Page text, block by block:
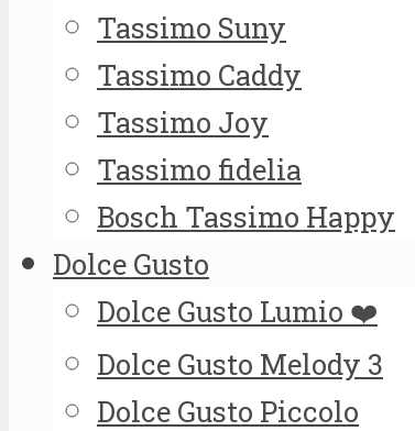
Tassimo Suny
Tassimo Caddy
Tassimo Joy
Tassimo fidelia
Bosch Tassimo Happy
Dolce Gusto
Dolce Gusto Lumio ❤️
Dolce Gusto Melody 3
Dolce Gusto Piccolo